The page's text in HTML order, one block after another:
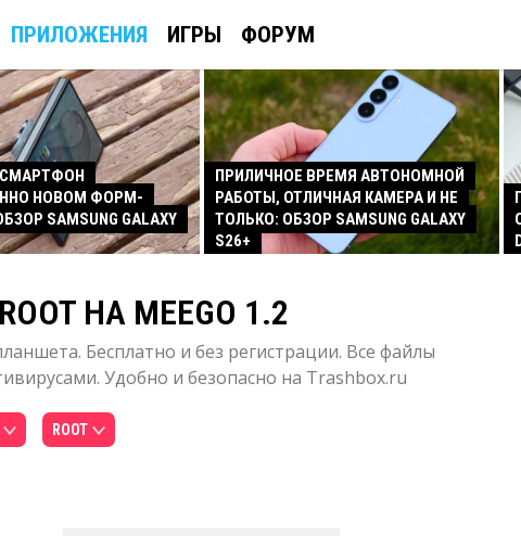
ПРИЛОЖЕНИЯ ИГРЫ ФОРУМ
НОВОМ ФОРМ-
SAMSUNG GALAXY
ПРИЛИЧНОЕ ВРЕМЯ АВТОНОМНОЙ
РАБОТЫ, ОТЛИЧНАЯ КАМЕРА И НЕ
ТОЛЬКО: ОБЗОР SAMSUNG GALAXY
S26+
НА MEEGO 1.2
Бесплатно и без регистрации. Все файлы
Удобно и безопасно на Trashbox.ru
ROOT